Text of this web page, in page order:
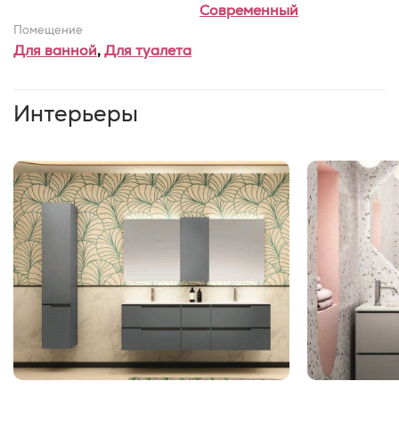
Современный
Помещение
Для ванной,Для туалета
Интерьеры